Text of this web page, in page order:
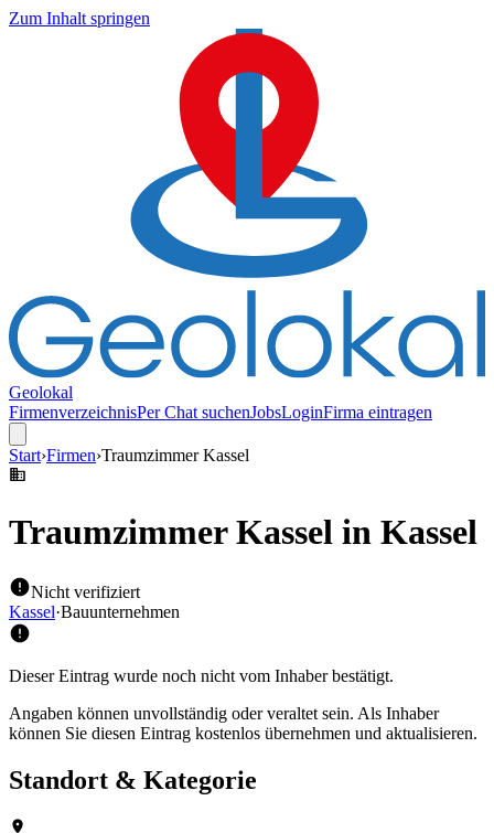
Zum Inhalt springen
Geolokal
FirmenverzeichnisPer Chat suchenJobsLoginFirma eintragen
Start›Firmen›Traumzimmer Kassel
Traumzimmer Kassel in Kassel
Nicht verifiziert
Kassel·Bauunternehmen
Dieser Eintrag wurde noch nicht vom Inhaber bestätigt.
Angaben können unvollständig oder veraltet sein. Als Inhaber
können Sie diesen Eintrag kostenlos übernehmen und aktualisieren.
Standort & Kategorie